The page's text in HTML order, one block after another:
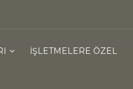
İŞLETMELERE ÖZEL